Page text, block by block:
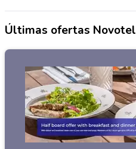
Últimas ofertas Novotel